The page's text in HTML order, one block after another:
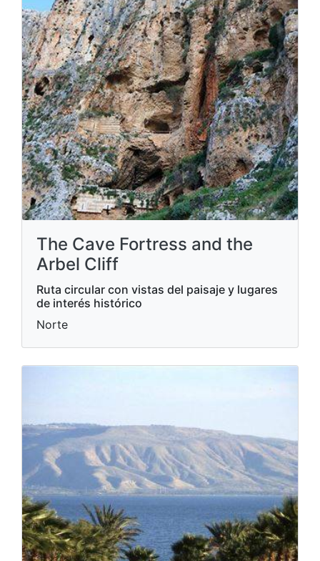
The Cave Fortress and the
Arbel Cliff
Ruta circular con vistas del paisaje y lugares
de interés histórico
Norte